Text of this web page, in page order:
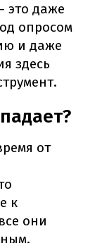
это даже
опросом
и даже
здесь
от
к
они